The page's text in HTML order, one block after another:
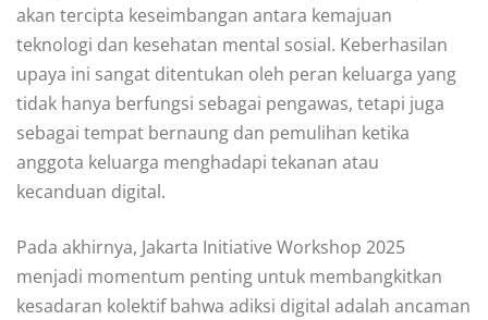
akan tercipta keseimbangan antara kemajuan
teknologi dan kesehatan mental sosial. Keberhasilan
upaya ini sangat ditentukan oleh peran keluarga yang
tidak hanya berfungsi sebagai pengawas, tetapi juga
sebagai tempat bernaung dan pemulihan ketika
anggota keluarga menghadapi tekanan atau
kecanduan digital.
Pada akhirnya, Jakarta Initiative Workshop 2025
menjadi momentum penting untuk membangkitkan
kesadaran kolektif bahwa adiksi digital adalah ancaman